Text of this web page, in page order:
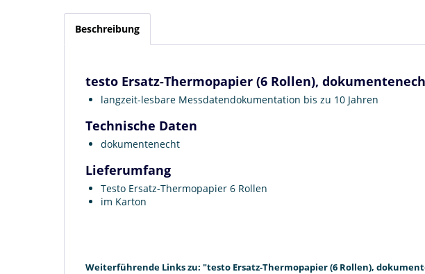
Beschreibung
testo Ersatz-Thermopapier (6 Rollen),
langzeit-lesbare Messdatendokumentation bis zu 10 Jahren
Technische Daten
dokumentenecht
Lieferumfang
Testo Ersatz-Thermopapier 6 Rollen
im Karton
Weiterführende Links zu: "testo Ersatz-Thermopapier (6 Rollen),